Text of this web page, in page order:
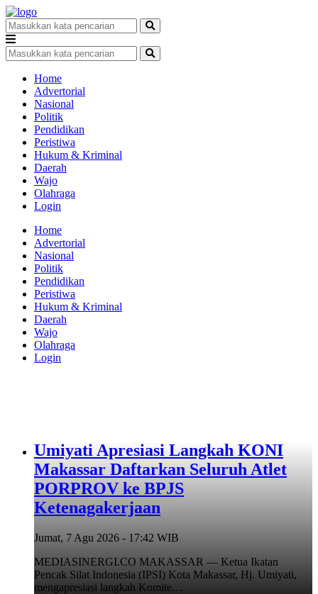
Home
Advertorial
Nasional
Politik
Pendidikan
Peristiwa
Hukum & Kriminal
Daerah
Wajo
Olahraga
Login
Home
Advertorial
Nasional
Politik
Pendidikan
Peristiwa
Hukum & Kriminal
Daerah
Wajo
Olahraga
Login
Umiyati Apresiasi Langkah KONI
Makassar Daftarkan Seluruh Atlet
PORPROV ke BPJS
Ketenagakerjaan
Jumat, 7 Agu 2026 - 17:42 WIB
MEDIASINERGI.CO MAKASSAR — Ketua Ikatan
Pencak Silat Indonesia (IPSI) Kota Makassar, Hj. Umiyati,
mengapresiasi langkah Komite…